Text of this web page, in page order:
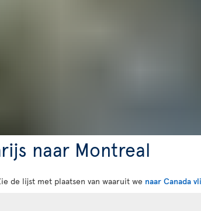
naar Montreal
de lijst met plaatsen van waaruit we naar Canada